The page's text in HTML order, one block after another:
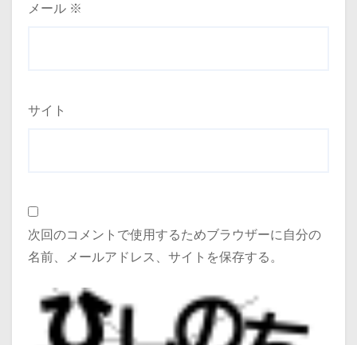
メール ※
サイト
次回のコメントで使用するためブラウザーに自分の
名前、メールアドレス、サイトを保存する。